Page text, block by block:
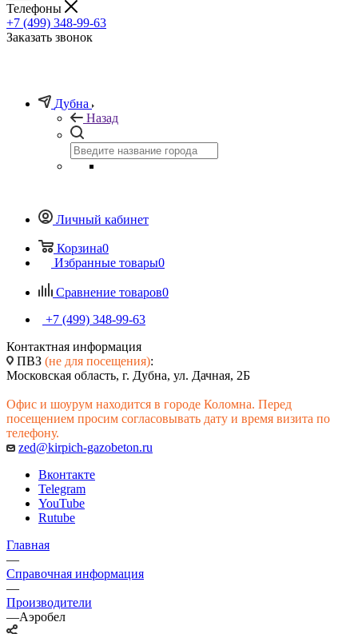
Телефоны
+7 (499) 348-99-63
Заказать звонок
Дубна
Назад
Личный кабинет
Корзина0
Избранные товары0
Сравнение товаров0
+7 (499) 348-99-63
Контактная информация
ПВЗ (не для посещения):
Московская область, г. Дубна, ул. Дачная, 2Б
Офис и шоурум находится в городе Коломна. Перед
посещением просим согласовывать дату и время визита по
телефону.
zed@kirpich-gazobeton.ru
Вконтакте
Telegram
YouTube
Rutube
Главная
—
Справочная информация
—
Производители
—Аэробел